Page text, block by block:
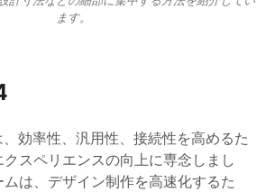
ます。
効率性、汎用性、接続性を高めるた
スペリエンスの向上に専念しまし
は、デザイン制作を高速化するた